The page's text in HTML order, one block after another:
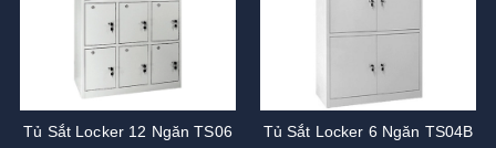
Tủ Sắt Locker 12 Ngăn TS06 Tủ Sắt Locker 6 Ngăn TS04B